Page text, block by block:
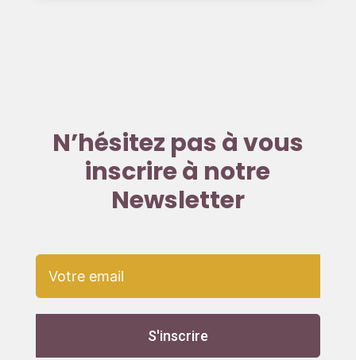
N’hésitez pas à vous
inscrire à notre
Newsletter
S'inscrire